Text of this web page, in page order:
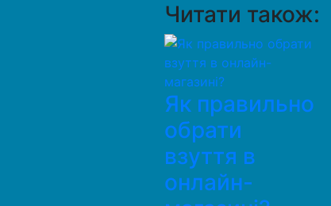
Читати також:
Як правильно
обрати
взуття в
онлайн-